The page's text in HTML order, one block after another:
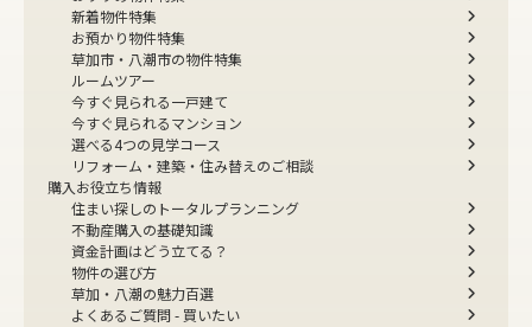
新着物件特集
お預かり物件特集
草加市・八潮市の物件特集
ルームツアー
今すぐ見られる一戸建て
今すぐ見られるマンション
選べる4つの見学コース
リフォーム・建築・住み替えのご相談
購入お役立ち情報
住まい探しのトータルプランニング
不動産購入の基礎知識
資金計画はどう立てる？
物件の選び方
草加・八潮の魅力百選
よくあるご質問 - 買いたい